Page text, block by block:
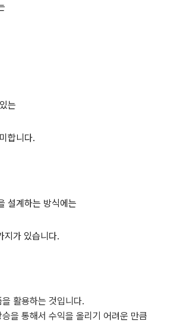
는
합니다.
설계하는 방식에는
지가 있습니다.
을 활용하는 것입니다.
을 통해서 수익을 올리기 어려운 만큼